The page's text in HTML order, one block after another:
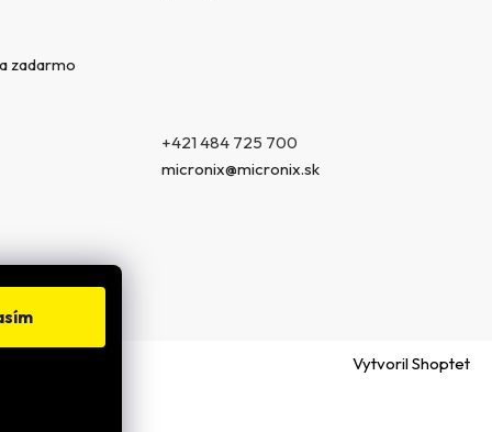
zadarmo
+421 484 725 700
micronix@micronix.sk
Vytvoril Shoptet